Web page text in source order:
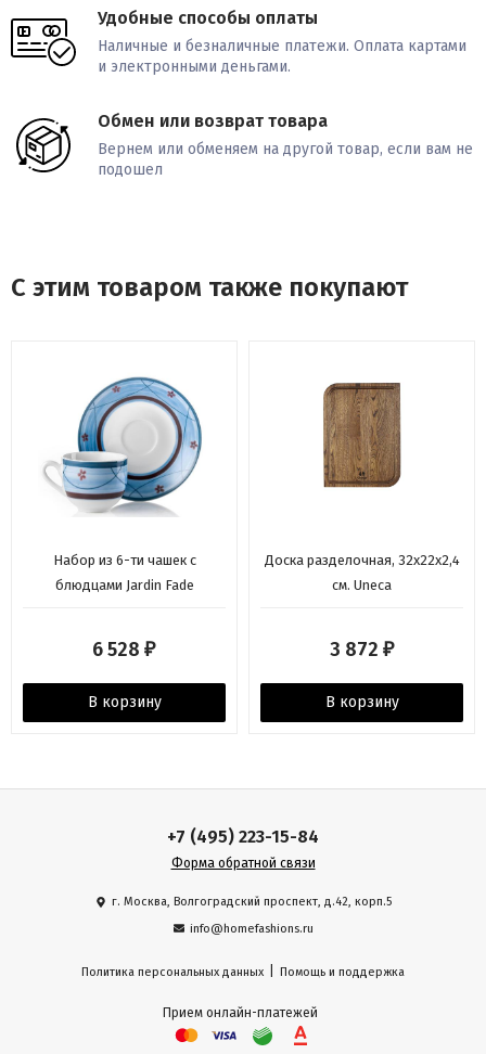
Удобные способы оплаты
Наличные и безналичные платежи. Оплата картами
и электронными деньгами.
Обмен или возврат товара
Вернем или обменяем на другой товар, если вам не
подошел
С этим товаром также покупают
Набор из 6-ти чашек с
блюдцами Jardin Fade
6 528 ₽
В корзину
Доска разделочная, 32х22х2,4
см. Uneca
3 872 ₽
В корзину
+7 (495) 223-15-84
Форма обратной связи
г. Москва, Волгоградский проспект, д.42, корп.5
info@homefashions.ru
Политика персональных данных Помощь и поддержка
Прием онлайн-платежей